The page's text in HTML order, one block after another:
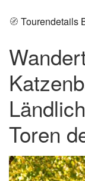
🧭 Tourendetails
Toren